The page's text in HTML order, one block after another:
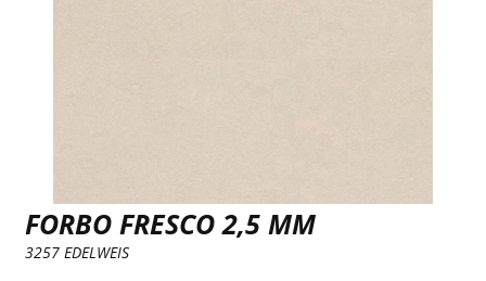
FORBO FRESCO 2,5 MM
3257 EDELWEIS